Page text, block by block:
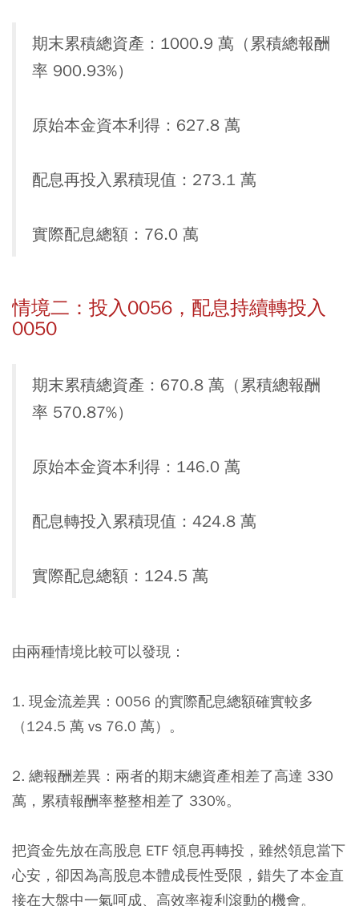
期末累積總資產：1000.9 萬（累積總報酬
率 900.93%）
原始本金資本利得：627.8 萬
配息再投入累積現值：273.1 萬
實際配息總額：76.0 萬
情境二：投入0056，配息持續轉投入
0050
期末累積總資產：670.8 萬（累積總報酬
率 570.87%）
原始本金資本利得：146.0 萬
配息轉投入累積現值：424.8 萬
實際配息總額：124.5 萬
由兩種情境比較可以發現：
1. 現金流差異：0056 的實際配息總額確實較多
（124.5 萬 vs 76.0 萬）。
2. 總報酬差異：兩者的期末總資產相差了高達 330
萬，累積報酬率整整相差了 330%。
把資金先放在高股息 ETF 領息再轉投，雖然領息當下
心安，卻因為高股息本體成長性受限，錯失了本金直
接在大盤中一氣呵成、高效率複利滾動的機會。